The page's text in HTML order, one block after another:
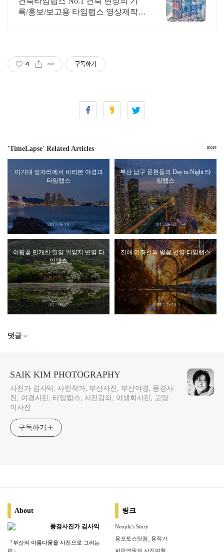
록/홍보/보고용 타임랩스 영상제작
4 구독하기
'TimeLapse' Related Articles
이기대 섶자리에서 바라본 야경과
타임랩스
2017.06.10
부산 남구 문현동의 Day to Night 타
임랩스
2017.06.02
이팝꽃 만개한 밀양 위양지 반영 타
임랩스
2017.05.22
진해 여좌천의 벚꽃 반영 타임랩스
2017.05.18
more
댓글
SAIK KIM PHOTOGRAPHY
사진가 김사익, 사진작가, 부산사진, 부산야경, 풍경사
진, 야경사진, 타임랩스, 사진강좌, 야생화사진, 고양
이사진
구독하기
About
풍경사진가 김사익
『부산의 아름다움을 사진으로 그리는
이』
링크
Neople's Story
용포토스닷컴_용작가
파란연필의 사진여행